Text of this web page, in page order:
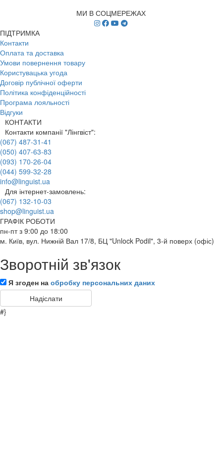
МИ В СОЦМЕРЕЖАХ
ПІДТРИМКА
Контакти
Оплата та доставка
Умови повернення товару
Користувацька угода
Договір публічної оферти
Політика конфіденційності
Програма лояльності
Відгуки
КОНТАКТИ
Контакти компанії "Лінгвіст":
(067) 487-31-41
(050) 407-63-83
(093) 170-26-04
(044) 599-32-28
info@linguist.ua
Для інтернет-замовлень:
(067) 132-10-03
shop@linguist.ua
ГРАФІК РОБОТИ
пн-пт з 9:00 до 18:00
м. Київ, вул. Нижній Вал 17/8, БЦ "Unlock Podil", 3-й поверх (офіс)
Зворотній зв'язок
Я згоден на обробку персональних даних
#}